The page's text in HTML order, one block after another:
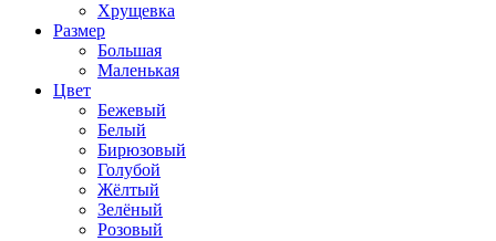
Хрущевка
Размер
Большая
Маленькая
Цвет
Бежевый
Белый
Бирюзовый
Голубой
Жёлтый
Зелёный
Розовый